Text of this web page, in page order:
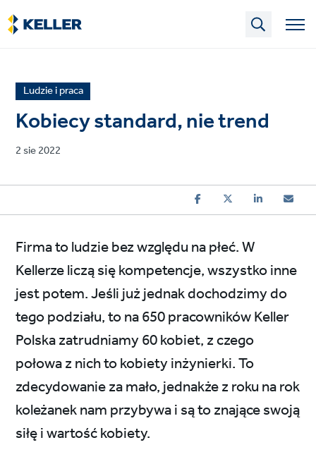
Skip
to
main
News
article
category
Ludzie i praca
Kobiecy standard, nie trend
Published
2 sie 2022
Firma to ludzie bez względu na płeć. W
Kellerze liczą się kompetencje, wszystko inne
jest potem. Jeśli już jednak dochodzimy do
tego podziału, to na 650 pracowników Keller
Polska zatrudniamy 60 kobiet, z czego
połowa z nich to kobiety inżynierki. To
zdecydowanie za mało, jednakże z roku na rok
koleżanek nam przybywa i są to znające swoją
siłę i wartość kobiety.